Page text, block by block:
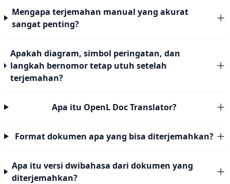
Mengapa terjemahan manual yang akurat
sangat penting?
Apakah diagram, simbol peringatan, dan
langkah bernomor tetap utuh setelah
terjemahan?
Apa itu OpenL Doc Translator?
Format dokumen apa yang bisa diterjemahkan?
Apa itu versi dwibahasa dari dokumen yang
diterjemahkan?